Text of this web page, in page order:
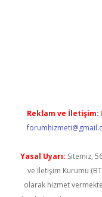
Reklam ve İletişim:
Yasal Uyarı: Sitemiz,
ve İletişim Kurumu
olarak hizmet